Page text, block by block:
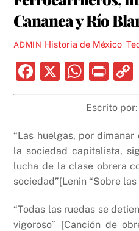
Cananea y Río
ADMIN Historia de México,
F
a
e
b
o
o
k
X
W
h
at
s
A
p
p
P
ri
nt
Escrito
“Las huelgas, por
la sociedad capitalista,
lucha de la clase obrera
sociedad”[Lenin “Sobre las
“Todas las ruedas se
vigoroso” [Canción de